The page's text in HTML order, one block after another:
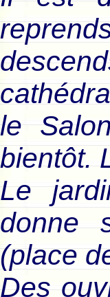
le
bientôt.
Le
donne
(place
Des